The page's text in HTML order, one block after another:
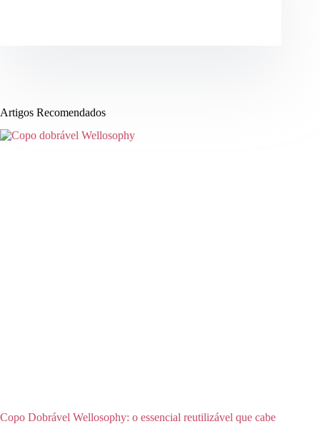
Artigos Recomendados
Copo Dobrável Wellosophy: o essencial reutilizável que cabe